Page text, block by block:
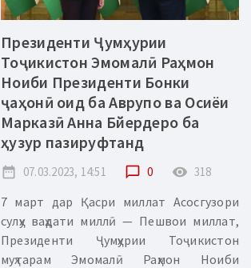
Президенти Ҷумҳурии
Тоҷикистон Эмомалӣ Раҳмон
Ноиби Президенти Бонки
ҷаҳонӣ оид ба Аврупо ва Осиёи
Марказӣ Анна Бйердеро ба
ҳузур пазируфтанд
date_range 07.03.2023, 14:51 chat_bubble_outline 0 remove_red_eye 318
7 март дар Қасри миллат Асосгузори
сулҳу ваҳдати миллӣ — Пешвои миллат,
Президенти Ҷумҳурии Тоҷикистон
муҳтарам Эмомалӣ Раҳмон Ноиби